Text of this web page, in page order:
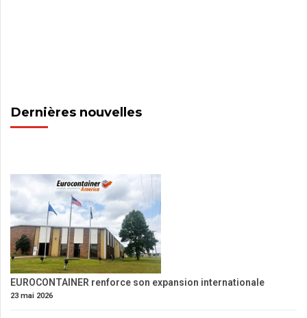
Dernières nouvelles
EUROCONTAINER renforce son expansion internationale
23 mai 2026